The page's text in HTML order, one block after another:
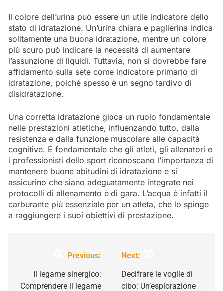
Il colore dell’urina può essere un utile indicatore dello
stato di idratazione. Un’urina chiara e paglierina indica
solitamente una buona idratazione, mentre un colore
più scuro può indicare la necessità di aumentare
l’assunzione di liquidi. Tuttavia, non si dovrebbe fare
affidamento sulla sete come indicatore primario di
idratazione, poiché spesso è un segno tardivo di
disidratazione.
Una corretta idratazione gioca un ruolo fondamentale
nelle prestazioni atletiche, influenzando tutto, dalla
resistenza e dalla funzione muscolare alle capacità
cognitive. È fondamentale che gli atleti, gli allenatori e
i professionisti dello sport riconoscano l’importanza di
mantenere buone abitudini di idratazione e si
assicurino che siano adeguatamente integrate nei
protocolli di allenamento e di gara. L’acqua è infatti il
carburante più essenziale per un atleta, che lo spinge
a raggiungere i suoi obiettivi di prestazione.
Navigazione
articoli
Previous:
Il legame sinergico:
Comprendere il legame
Next:
Decifrare le voglie di
cibo: Un’esplorazione